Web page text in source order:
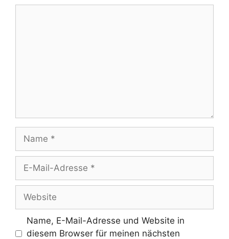
Mail-
Adresse
Name, E-Mail-Adresse und Website in
diesem Browser für meinen nächsten